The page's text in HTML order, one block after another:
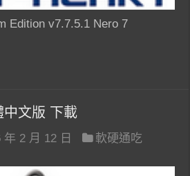
Edition v7.7.5.1 Nero 7
中文版 下載
年 2 月 12 日
軟硬通吃